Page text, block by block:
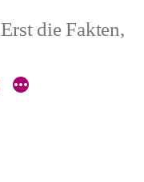
Erst die Fakten,